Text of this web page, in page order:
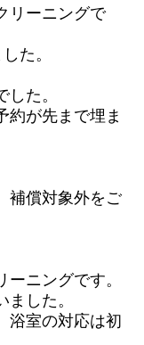
リーニングで
た。
た。
約が先まで埋ま
補償対象外をご
ニングです。
した。
浴室の対応は初